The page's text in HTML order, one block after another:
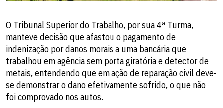
O Tribunal Superior do Trabalho, por sua 4ª Turma,
manteve decisão que afastou o pagamento de
indenização por danos morais a uma bancária que
trabalhou em agência sem porta giratória e detector de
metais, entendendo que em ação de reparação civil deve-
se demonstrar o dano efetivamente sofrido, o que não
foi comprovado nos autos.